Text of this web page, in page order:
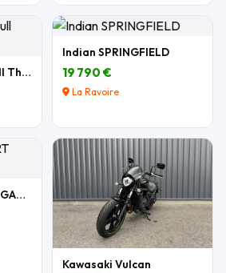
Ducati Scrambler Full Throttle 803 cm3
Indian SPRINGFIELD
19 790 €
La Ravoire
Kawasaki ZX6R KRT GARANTIE
Kawasaki Vulcan